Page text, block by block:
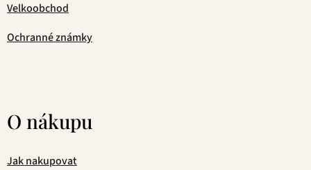
Velkoobchod
Ochranné známky
O nákupu
Jak nakupovat